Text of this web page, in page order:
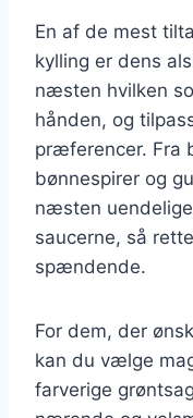
En af de mest
kylling er dens
næsten hvilken
hånden, og
præferencer. Fra
bønnespirer og
næsten
saucerne, så
spændende.
For dem, der
kan du vælge
farverige